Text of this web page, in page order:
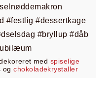
med spiselige
ogchokoladekrystaller